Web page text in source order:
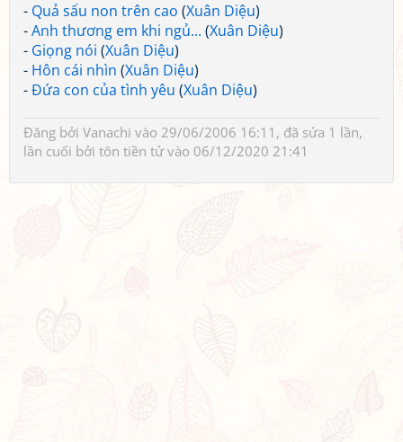
- Quả sấu non trên cao (Xuân Diệu)
-Anh thương em khi ngủ... (Xuân Diệu)
- Giọng nói (Xuân Diệu)
- Hôn cái nhìn (Xuân Diệu)
-Đứa con của tình yêu (Xuân Diệu)
Đăng bởi Vanachi vào 29/06/2006 16:11, đã sửa 1 lần,
lần cuối bởi tôn tiền tửvào 06/12/2020 21:41